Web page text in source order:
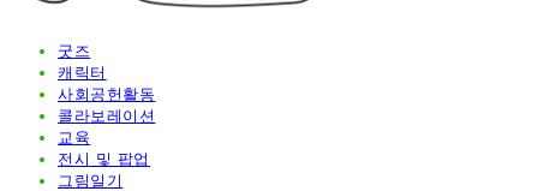
굿즈
캐릭터
사회공헌활동
콜라보레이션
교육
전시 및 팝업
그림일기